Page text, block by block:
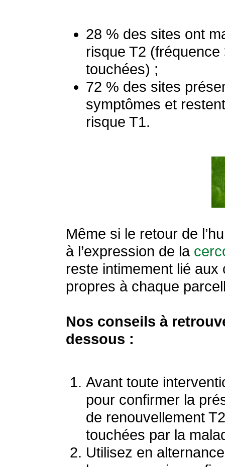
28 % des sites ont
risque T2
touchées) ;
72 % des sites
symptômes et
risque T1.
Même si le retour de
à l’expression de la
reste intimement lié
propres à chaque
Nos conseils à
dessous :
Avant toute
pour confirmer la
de renouvellement
touchées par la
Utilisez en